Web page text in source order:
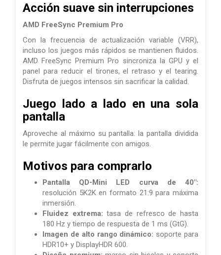
Acción suave sin interrupciones
AMD FreeSync Premium Pro
Con la frecuencia de actualización variable (VRR),
incluso los juegos más rápidos se mantienen fluidos.
AMD FreeSync Premium Pro sincroniza la GPU y el
panel para reducir el tirones, el retraso y el tearing.
Disfruta de juegos intensos sin sacrificar la calidad.
Juego lado a lado en una sola
pantalla
Aproveche al máximo su pantalla: la pantalla dividida
le permite jugar fácilmente con amigos.
Motivos para comprarlo
Pantalla QD-Mini LED curva de 40″:
resolución 5K2K en formato 21:9 para máxima
inmersión.
Fluidez extrema: tasa de refresco de hasta
180 Hz y tiempo de respuesta de 1 ms (GtG).
Imagen de alto rango dinámico: soporte para
HDR10+ y DisplayHDR 600.